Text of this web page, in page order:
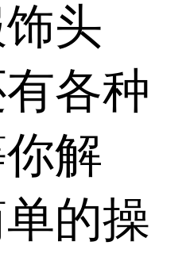
头
各种
解
的操